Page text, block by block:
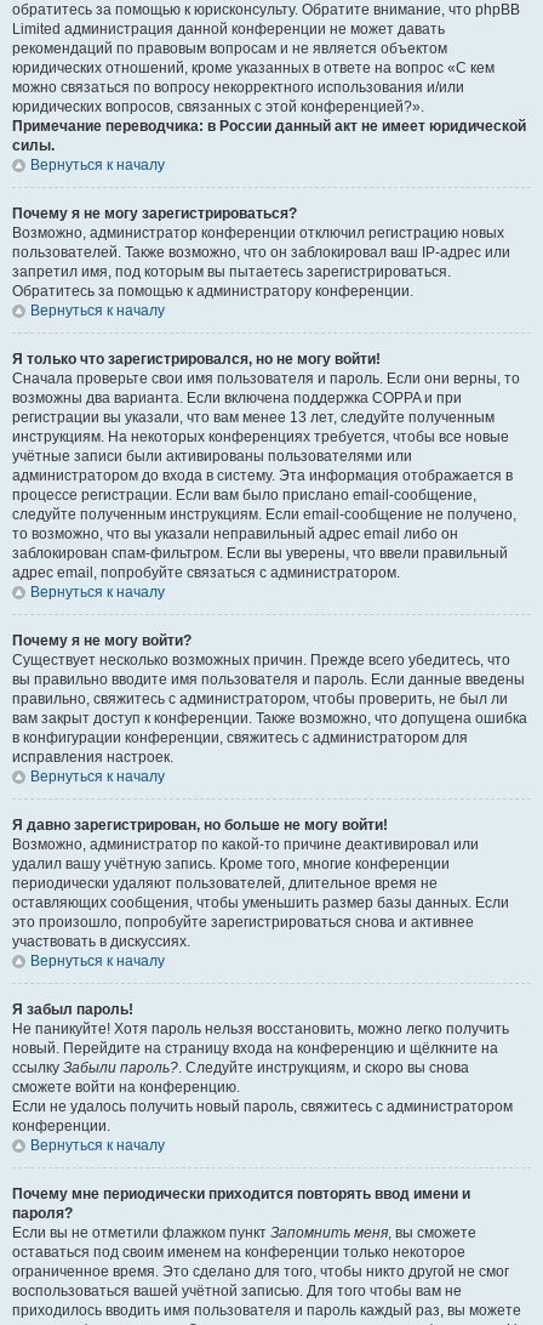
обратитесь за помощью к юрисконсульту. Обратите внимание, что phpBB
Limited администрация данной конференции не может давать
рекомендаций по правовым вопросам и не является объектом
юридических отношений, кроме указанных в ответе на вопрос «С кем
можно связаться по вопросу некорректного использования и/или
юридических вопросов, связанных с этой конференцией?».
Примечание переводчика: в России данный акт не имеет юридической
силы.
Вернуться к началу
Почему я не могу зарегистрироваться?
Возможно, администратор конференции отключил регистрацию новых
пользователей. Также возможно, что он заблокировал ваш IP-адрес или
запретил имя, под которым вы пытаетесь зарегистрироваться.
Обратитесь за помощью к администратору конференции.
Вернуться к началу
Я только что зарегистрировался, но не могу войти!
Сначала проверьте свои имя пользователя и пароль. Если они верны, то
возможны два варианта. Если включена поддержка COPPA и при
регистрации вы указали, что вам менее 13 лет, следуйте полученным
инструкциям. На некоторых конференциях требуется, чтобы все новые
учётные записи были активированы пользователями или
администратором до входа в систему. Эта информация отображается в
процессе регистрации. Если вам было прислано email-сообщение,
следуйте полученным инструкциям. Если email-сообщение не получено,
то возможно, что вы указали неправильный адрес email либо он
заблокирован спам-фильтром. Если вы уверены, что ввели правильный
адрес email, попробуйте связаться с администратором.
Вернуться к началу
Почему я не могу войти?
Существует несколько возможных причин. Прежде всего убедитесь, что
вы правильно вводите имя пользователя и пароль. Если данные введены
правильно, свяжитесь с администратором, чтобы проверить, не был ли
вам закрыт доступ к конференции. Также возможно, что допущена ошибка
в конфигурации конференции, свяжитесь с администратором для
исправления настроек.
Вернуться к началу
Я давно зарегистрирован, но больше не могу войти!
Возможно, администратор по какой-то причине деактивировал или
удалил вашу учётную запись. Кроме того, многие конференции
периодически удаляют пользователей, длительное время не
оставляющих сообщения, чтобы уменьшить размер базы данных. Если
это произошло, попробуйте зарегистрироваться снова и активнее
участвовать в дискуссиях.
Вернуться к началу
Я забыл пароль!
Не паникуйте! Хотя пароль нельзя восстановить, можно легко получить
новый. Перейдите на страницу входа на конференцию и щёлкните на
ссылку Забыли пароль?. Следуйте инструкциям, и скоро вы снова
сможете войти на конференцию.
Если не удалось получить новый пароль, свяжитесь с администратором
конференции.
Вернуться к началу
Почему мне периодически приходится повторять ввод имени и
пароля?
Если вы не отметили флажком пункт Запомнить меня, вы сможете
оставаться под своим именем на конференции только некоторое
ограниченное время. Это сделано для того, чтобы никто другой не смог
воспользоваться вашей учётной записью. Для того чтобы вам не
приходилось вводить имя пользователя и пароль каждый раз, вы можете